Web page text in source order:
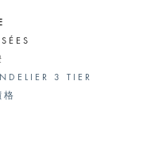
3 TIER
格